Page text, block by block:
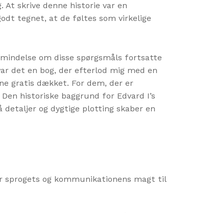
At skrive denne historie var en
tegnet, at de føltes som virkelige
om disse spørgsmåls fortsatte
det en bog, der efterlod mig med en
gratis dækket. For dem, der er
historiske baggrund for Edvard I’s
og dygtige plotting skaber en
sprogets og kommunikationens magt til